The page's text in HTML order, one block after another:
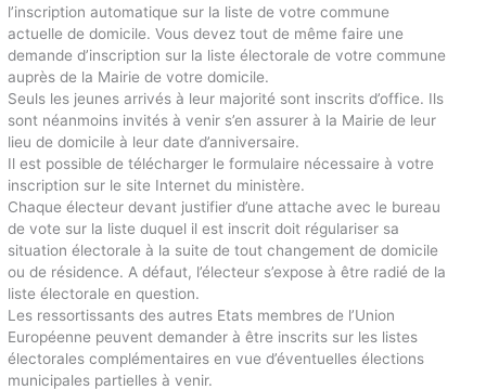
l’inscription automatique sur la liste de votre commune
actuelle de domicile. Vous devez tout de même faire une
demande d’inscription sur la liste électorale de votre commune
auprès de la Mairie de votre domicile.
Seuls les jeunes arrivés à leur majorité sont inscrits d’office. Ils
sont néanmoins invités à venir s’en assurer à la Mairie de leur
lieu de domicile à leur date d’anniversaire.
Il est possible de télécharger le formulaire nécessaire à votre
inscription sur le site Internet du ministère.
Chaque électeur devant justifier d’une attache avec le bureau
de vote sur la liste duquel il est inscrit doit régulariser sa
situation électorale à la suite de tout changement de domicile
ou de résidence. A défaut, l’électeur s’expose à être radié de la
liste électorale en question.
Les ressortissants des autres Etats membres de l’Union
Européenne peuvent demander à être inscrits sur les listes
électorales complémentaires en vue d’éventuelles élections
municipales partielles à venir.